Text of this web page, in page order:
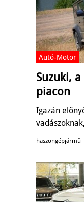
Autó-Motor
Suzuki,
piacon
Igazán
haszongépjármű